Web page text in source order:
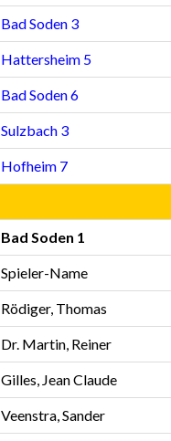
Bad Soden 3
Hattersheim 5
Bad Soden 6
Sulzbach 3
Hofheim 7
Bad Soden 1
Spieler-Name
Rödiger, Thomas
Dr. Martin, Reiner
Gilles, Jean Claude
Veenstra, Sander